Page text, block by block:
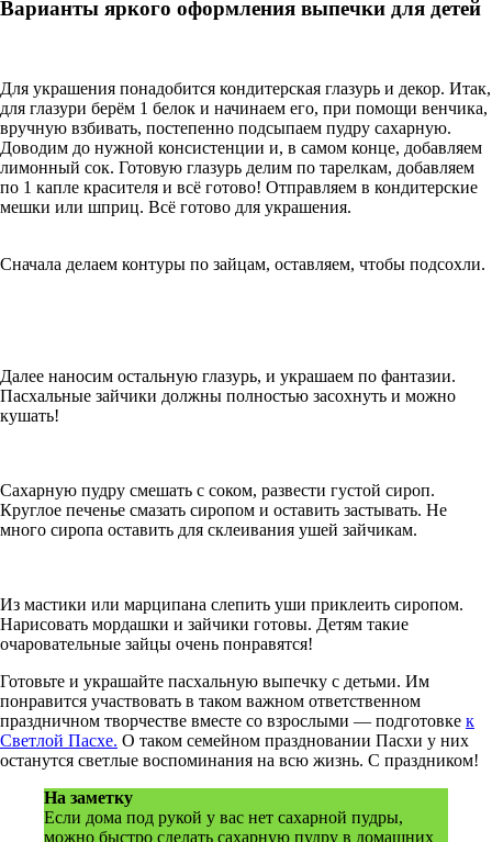
Варианты яркого оформления выпечки для детей
Для украшения понадобится кондитерская глазурь и декор. Итак,
для глазури берём 1 белок и начинаем его, при помощи венчика,
вручную взбивать, постепенно подсыпаем пудру сахарную.
Доводим до нужной консистенции и, в самом конце, добавляем
лимонный сок. Готовую глазурь делим по тарелкам, добавляем
по 1 капле красителя и всё готово! Отправляем в кондитерские
мешки или шприц. Всё готово для украшения.
Сначала делаем контуры по зайцам, оставляем, чтобы подсохли.
Далее наносим остальную глазурь, и украшаем по фантазии.
Пасхальные зайчики должны полностью засохнуть и можно
кушать!
Сахарную пудру смешать с соком, развести густой сироп.
Круглое печенье смазать сиропом и оставить застывать. Не
много сиропа оставить для склеивания ушей зайчикам.
Из мастики или марципана слепить уши приклеить сиропом.
Нарисовать мордашки и зайчики готовы. Детям такие
очаровательные зайцы очень понравятся!
Готовьте и украшайте пасхальную выпечку с детьми. Им
понравится участвовать в таком важном ответственном
праздничном творчестве вместе со взрослыми — подготовке к
Светлой Пасхе. О таком семейном праздновании Пасхи у них
останутся светлые воспоминания на всю жизнь. С праздником!
На заметку
Если дома под рукой у вас нет сахарной пудры,
можно быстро сделать сахарную пудру в домашних